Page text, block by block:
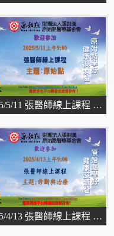
2025/5/11 張醫師線上課程 主題
2025/4/13 張醫師線上課程 主題